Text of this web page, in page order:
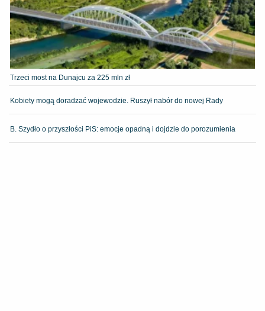
Trzeci most na Dunajcu za 225 mln zł
Kobiety mogą doradzać wojewodzie. Ruszył nabór do nowej Rady
B. Szydło o przyszłości PiS: emocje opadną i dojdzie do porozumienia